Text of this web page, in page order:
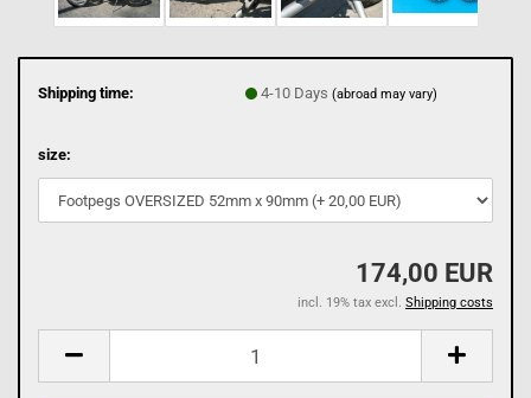
Shipping time: 4-10 Days (abroad may vary)
size:
174,00 EUR
incl. 19% tax excl. Shipping costs